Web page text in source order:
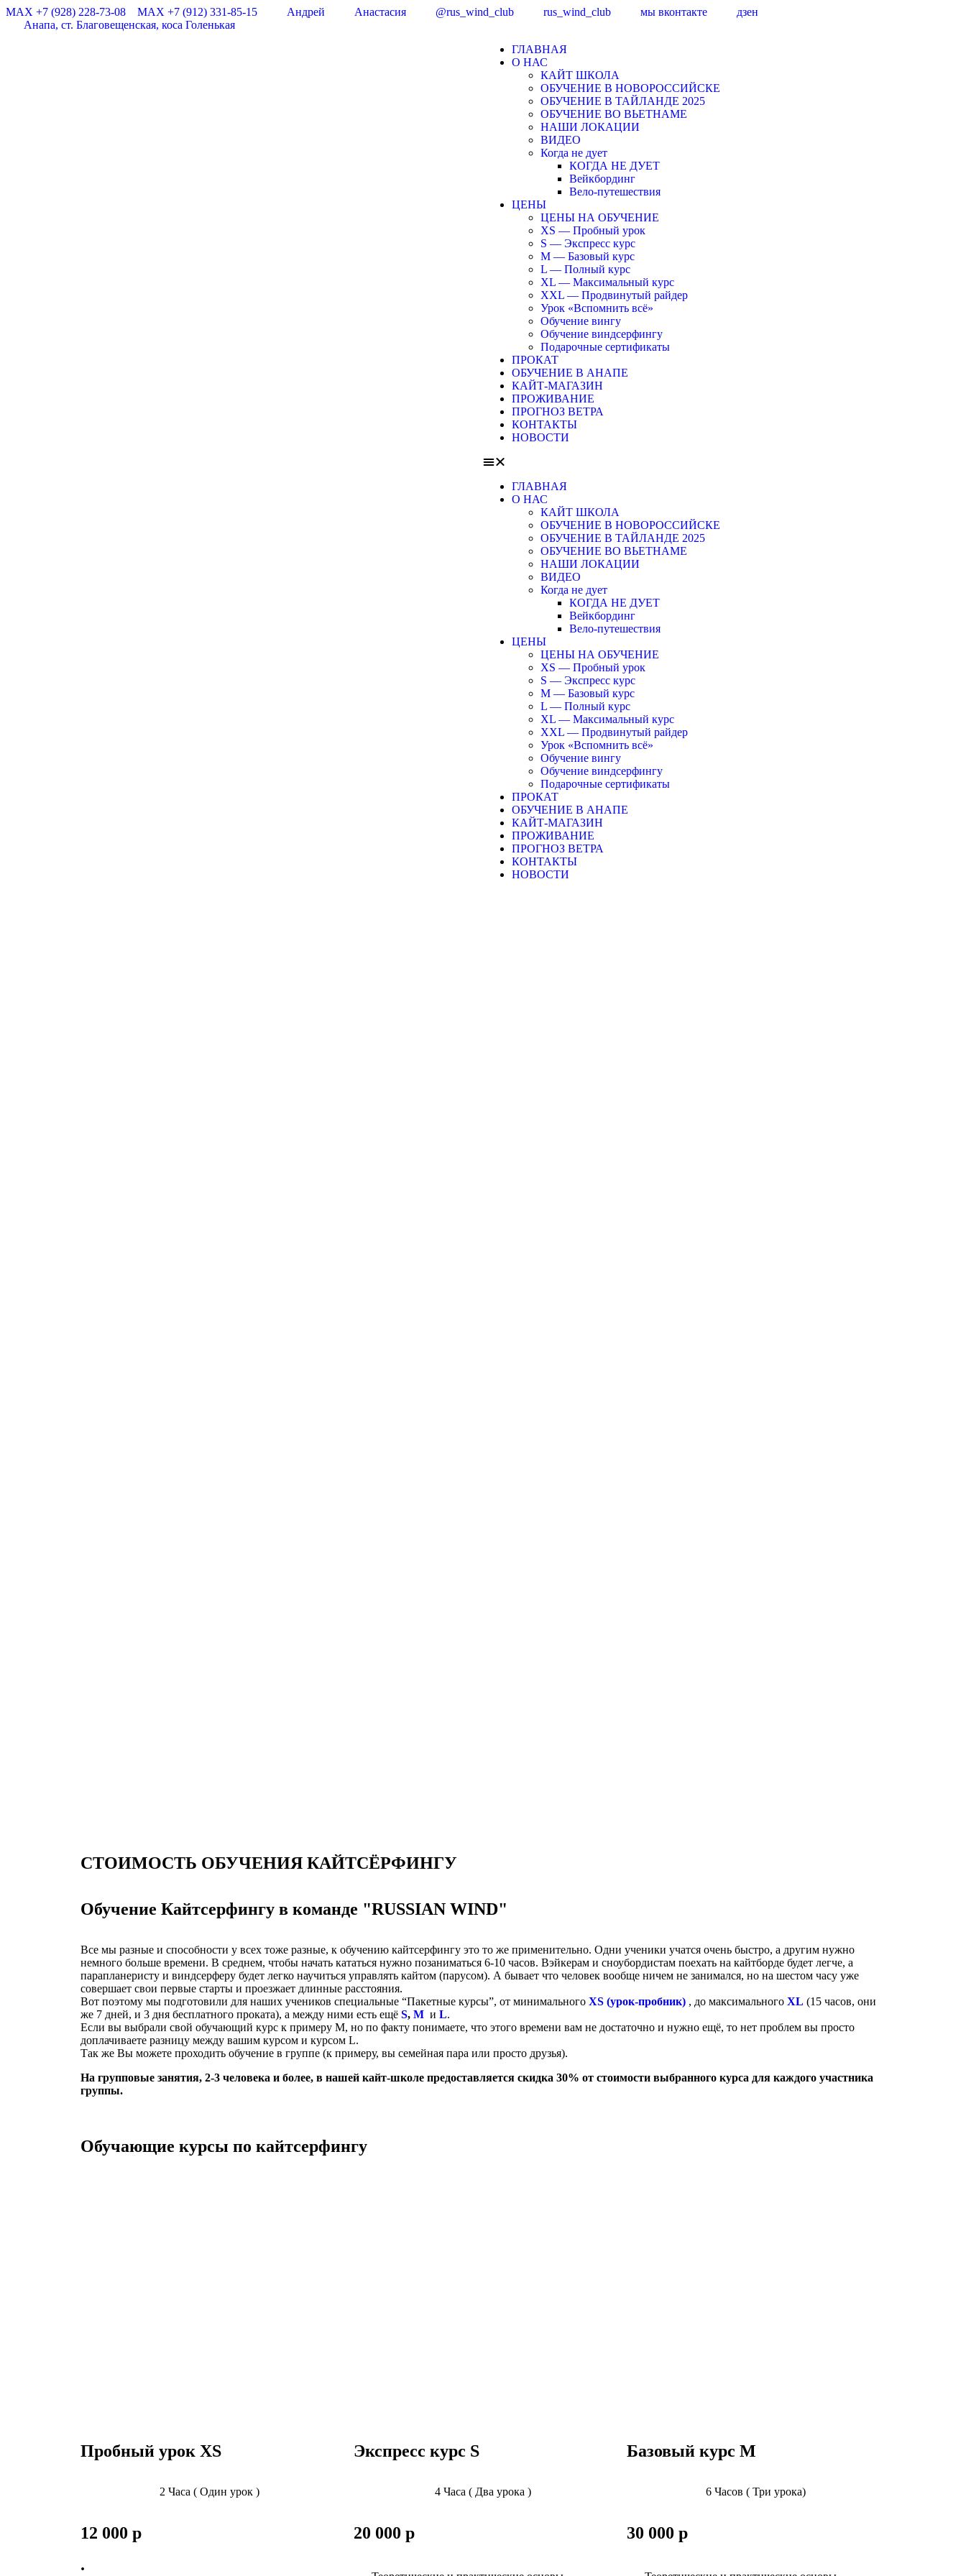
MAX +7 (928) 228-73-08 MAX +7 (912) 331-85-15 Андрей Анастасия @rus_wind_club rus_wind_club мы вконтакте
дзен
Анапа, ст. Благовещенская, коса Голенькая
ГЛАВНАЯ
О НАС
КАЙТ ШКОЛА
ОБУЧЕНИЕ В НОВОРОССИЙСКЕ
ОБУЧЕНИЕ В ТАЙЛАНДЕ 2025
ОБУЧЕНИЕ ВО ВЬЕТНАМЕ
НАШИ ЛОКАЦИИ
ВИДЕО
Когда не дует
КОГДА НЕ ДУЕТ
Вейкбординг
Вело-путешествия
ЦЕНЫ
ЦЕНЫ НА ОБУЧЕНИЕ
XS — Пробный урок
S — Экспресс курс
M — Базовый курс
L — Полный курс
XL — Максимальный курс
XXL — Продвинутый райдер
Урок «Вспомнить всё»
Обучение вингу
Обучение виндсерфингу
Подарочные сертификаты
ПРОКАТ
ОБУЧЕНИЕ В АНАПЕ
КАЙТ-МАГАЗИН
ПРОЖИВАНИЕ
ПРОГНОЗ ВЕТРА
КОНТАКТЫ
НОВОСТИ
ГЛАВНАЯ
О НАС
КАЙТ ШКОЛА
ОБУЧЕНИЕ В НОВОРОССИЙСКЕ
ОБУЧЕНИЕ В ТАЙЛАНДЕ 2025
ОБУЧЕНИЕ ВО ВЬЕТНАМЕ
НАШИ ЛОКАЦИИ
ВИДЕО
Когда не дует
КОГДА НЕ ДУЕТ
Вейкбординг
Вело-путешествия
ЦЕНЫ
ЦЕНЫ НА ОБУЧЕНИЕ
XS — Пробный урок
S — Экспресс курс
M — Базовый курс
L — Полный курс
XL — Максимальный курс
XXL — Продвинутый райдер
Урок «Вспомнить всё»
Обучение вингу
Обучение виндсерфингу
Подарочные сертификаты
ПРОКАТ
ОБУЧЕНИЕ В АНАПЕ
КАЙТ-МАГАЗИН
ПРОЖИВАНИЕ
ПРОГНОЗ ВЕТРА
КОНТАКТЫ
НОВОСТИ
СТОИМОСТЬ ОБУЧЕНИЯ КАЙТСЁРФИНГУ
Обучение Кайтсерфингу в команде "RUSSIAN WIND"
Все мы разные и способности у всех тоже разные, к обучению кайтсерфингу это то же применительно. Одни ученики учатся очень быстро, а другим нужно
немного больше времени. В среднем, чтобы начать кататься нужно позаниматься 6-10 часов. Вэйкерам и сноубордистам поехать на кайтборде будет легче, а
парапланеристу и виндсерферу будет легко научиться управлять кайтом (парусом). А бывает что человек вообще ничем не занимался, но на шестом часу уже
совершает свои первые старты и проезжает длинные расстояния.
Вот поэтому мы подготовили для наших учеников специальные “Пакетные курсы”, от минимального XS (урок-пробник) , до максимального XL (15 часов, они
же 7 дней, и 3 дня бесплатного проката), а между ними есть ещё S, M и L.
Если вы выбрали свой обучающий курс к примеру М, но по факту понимаете, что этого времени вам не достаточно и нужно ещё, то нет проблем вы просто
доплачиваете разницу между вашим курсом и курсом L.
Так же Вы можете проходить обучение в группе (к примеру, вы семейная пара или просто друзья).
На групповые занятия, 2-3 человека и более, в нашей кайт-школе предоставляется скидка 30% от стоимости выбранного курса для каждого участника
группы.
Обучающие курсы по кайтсерфингу
Пробный урок XS
2 Часа ( Один урок )
12 000 р
.
Экспресс курс S
4 Часа ( Два урока )
20 000 р
Базовый курс М
6 Часов ( Три урока)
30 000 р